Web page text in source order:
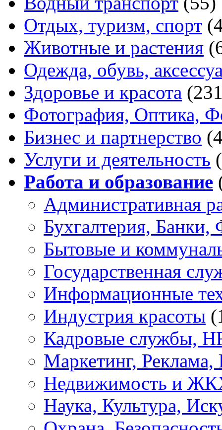
Отдых, туризм, спорт
Животные и растения
Одежда, обувь,
Здоровье и красота
Фотография, Оптика,
Бизнес и партнерство
Услуги и деятельность
Работа и образование
Административная
Бухгалтерия,
Бытовые и
Государственная
Информационные
Индустрия красоты
Кадровые службы,
Маркетинг, Реклама,
Недвижимость и
Наука, Культура,